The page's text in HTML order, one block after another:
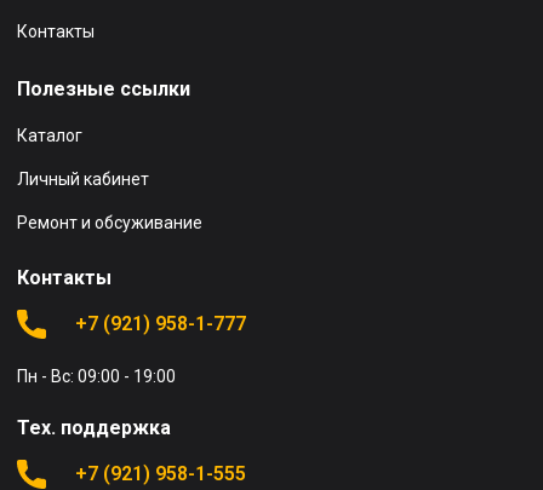
Контакты
Полезные ссылки
Каталог
Личный кабинет
Ремонт и обсуживание
Контакты
+7 (921) 958-1-777
Пн - Вс: 09:00 - 19:00
Тех. поддержка
+7 (921) 958-1-555